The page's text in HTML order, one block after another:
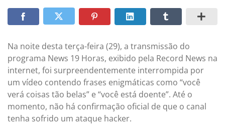
Na noite desta terça-feira (29), a transmissão do
programa News 19 Horas, exibido pela Record News na
internet, foi surpreendentemente interrompida por
um vídeo contendo frases enigmáticas como “você
verá coisas tão belas” e “você está doente”. Até o
momento, não há confirmação oficial de que o canal
tenha sofrido um ataque hacker.